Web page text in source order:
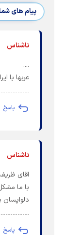
پیام های
ناشناس
....
عربها با
پاسخ
ناشناس
اقای
با ما
دلواپسان
پاسخ